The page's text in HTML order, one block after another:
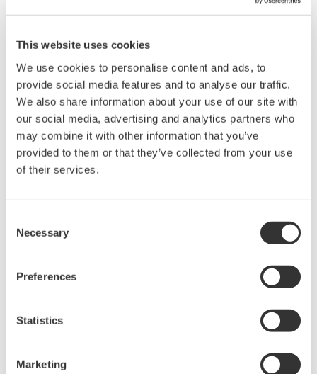
This website uses cookies
We use cookies to personalise content and ads, to
provide social media features and to analyse our traffic.
We also share information about your use of our site with
our social media, advertising and analytics partners who
may combine it with other information that you’ve
provided to them or that they’ve collected from your use
of their services.
Selection
Necessary
Preferences
Statistics
Marketing
字自动化技术相结合，与客户共同创新，以推动业务流程的转型。
横河电机执行副总裁兼解决方案和服务业务总部负责人黑须聪先生
表示，“作为主要的自动化承包商，横河电机与雪佛龙建立了长期的
信任和互惠互利关系。我们很自豪宣布这项协议，因为KBC产品组
合将增加这一重要服务，能源和化工行业的客户将能够利用端到端
供应链的先进解决方案。”
雪佛龙能源技术公司是雪佛龙美国公司旗下子公司，负责开发和技
收率，并优化下游资产的生产率。
关于雪佛龙公司